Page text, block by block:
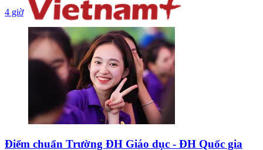
4 giờ
Điểm chuẩn Trường ĐH Giáo dục - ĐH Quốc gia